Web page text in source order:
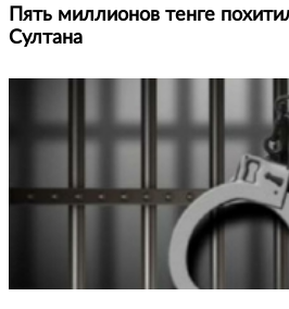
Пять миллионов тенге
Султана